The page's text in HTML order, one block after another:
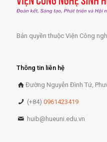
Bản quyền thuộc Viện Công
Thông tin liên hệ
Đường Nguyễn Đình Tứ,
(+84)0961423419
huib@hueuni.edu.vn